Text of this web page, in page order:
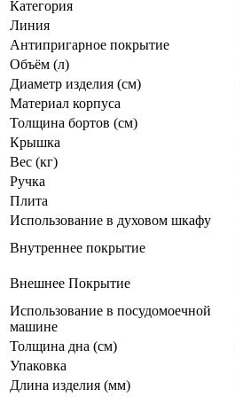
Категория
Линия
Антипригарное покрытие
Объём (л)
Диаметр изделия (см)
Материал корпуса
Толщина бортов (см)
Крышка
Вес (кг)
Ручка
Плита
Использование в духовом шкафу
Внутреннее покрытие
Внешнее Покрытие
Использование в посудомоечной
машине
Толщина дна (см)
Упаковка
Длина изделия (мм)